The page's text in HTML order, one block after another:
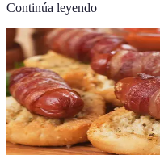
Continúa leyendo